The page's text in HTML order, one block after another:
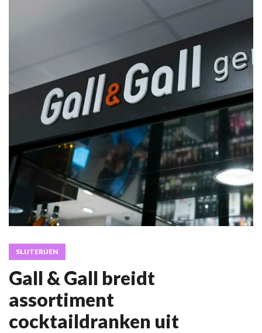
SLIJTERIJEN
Gall & Gall breidt
assortiment
cocktaildranken uit